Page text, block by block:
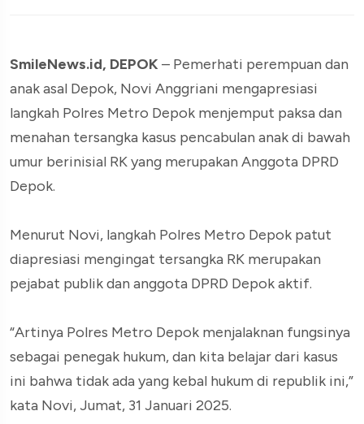
SmileNews.id, DEPOK– Pemerhati perempuan dan
anak asal Depok, Novi Anggriani mengapresiasi
langkah Polres Metro Depok menjemput paksa dan
menahan tersangka kasus pencabulan anak di bawah
umur berinisial RK yang merupakan Anggota DPRD
Depok.
Menurut Novi, langkah Polres Metro Depok patut
diapresiasi mengingat tersangka RK merupakan
pejabat publik dan anggota DPRD Depok aktif.
“Artinya Polres Metro Depok menjalaknan fungsinya
sebagai penegak hukum, dan kita belajar dari kasus
ini bahwa tidak ada yang kebal hukum di republik ini,”
kata Novi, Jumat, 31 Januari 2025.